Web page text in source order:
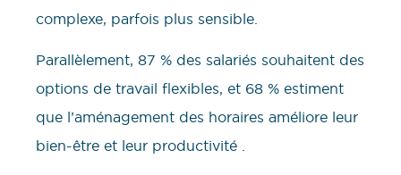
complexe, parfois plus sensible.
Parallèlement, 87 % des salariés souhaitent des
options de travail flexibles, et 68 % estiment
que l’aménagement des horaires améliore leur
bien-être et leur productivité .